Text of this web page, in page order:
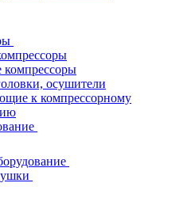
осушители
к компрессорному